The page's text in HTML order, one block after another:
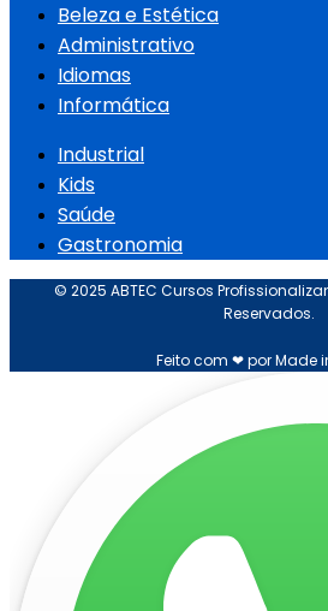
Beleza e Estética
Administrativo
Idiomas
Informática
Industrial
Kids
Saúde
Gastronomia
© 2025 ABTEC Cursos
Reservados.
Feito com ❤ por Made